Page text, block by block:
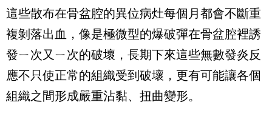
這些散布在骨盆腔的異位病灶每個月都會不斷重
複剝落出血，像是極微型的爆破彈在骨盆腔裡誘
發ㄧ次又ㄧ次的破壞，長期下來這些無數發炎反
應不只使正常的組織受到破壞，更有可能讓各個
組織之間形成嚴重沾黏、扭曲變形。